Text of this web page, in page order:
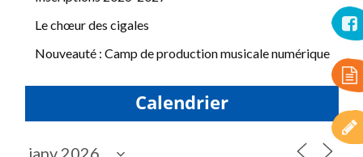
Le chœur des cigales
Nouveauté : Camp de production musicale numérique
Calendrier